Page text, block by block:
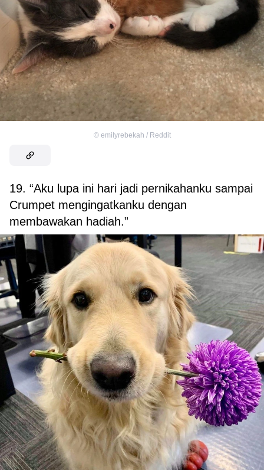
© emilyrebekah / Reddit
19. “Aku lupa ini hari jadi pernikahanku sampai
Crumpet mengingatkanku dengan
membawakan hadiah.”